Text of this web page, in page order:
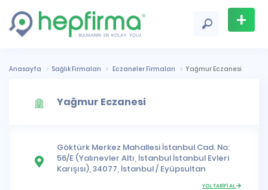
+
Ekle
Anasayfa Sağlık Firmaları Eczaneler Firmaları Yağmur Eczanesi
Yağmur Eczanesi
Göktürk Merkez Mahallesi İstanbul Cad. No:
56/E (Yalınevler Altı, İstanbul İstanbul Evleri
Karışısı), 34077, İstanbul/ Eyüpsultan
YOL TARİFİ AL